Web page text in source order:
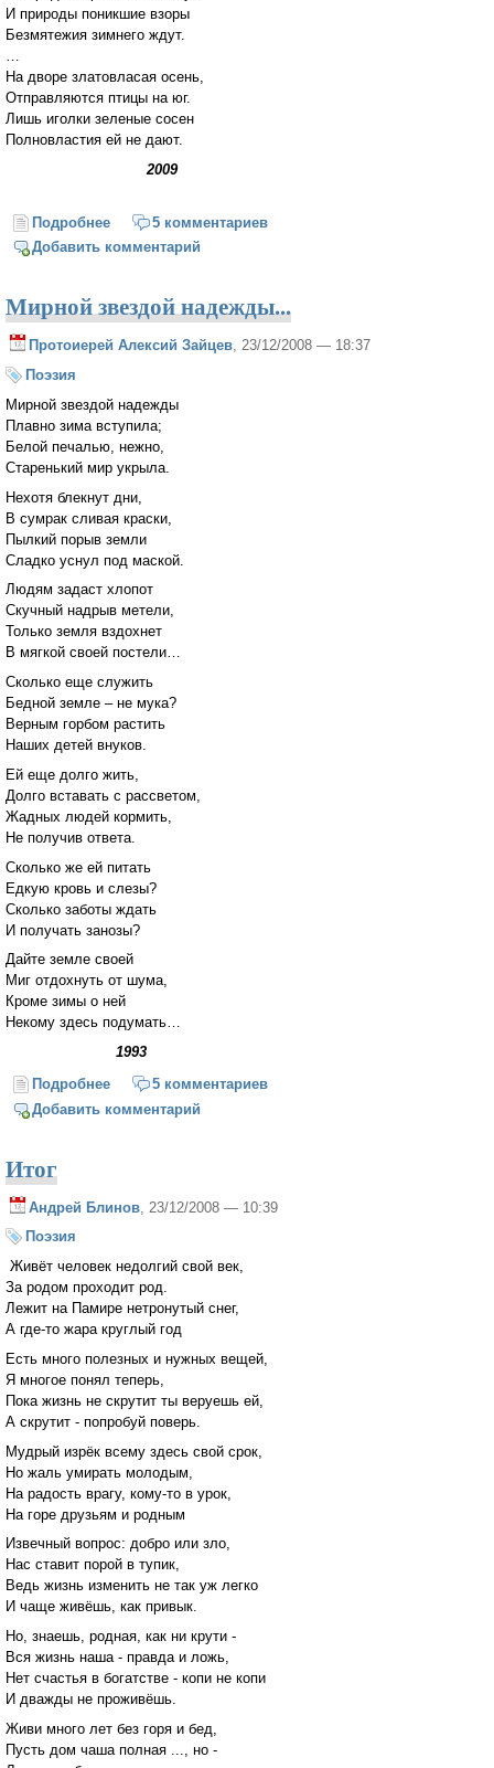
И природы поникшие взоры
Безмятежия зимнего ждут.
…
На дворе златовласая осень,
Отправляются птицы на юг.
Лишь иголки зеленые сосен
Полновластия ей не дают.
2009
Подробнее о Осенняя зарисовка
5 комментариев
Добавить комментарий
Мирной звездой надежды...
Протоиерей Алексий Зайцев, 23/12/2008 — 18:37
Поэзия
Мирной звездой надежды
Плавно зима вступила;
Белой печалью, нежно,
Старенький мир укрыла.
Нехотя блекнут дни,
В сумрак сливая краски,
Пылкий порыв земли
Сладко уснул под маской.
Людям задаст хлопот
Скучный надрыв метели,
Только земля вздохнет
В мягкой своей постели…
Сколько еще служить
Бедной земле – не мука?
Верным горбом растить
Наших детей внуков.
Ей еще долго жить,
Долго вставать с рассветом,
Жадных людей кормить,
Не получив ответа.
Сколько же ей питать
Едкую кровь и слезы?
Сколько заботы ждать
И получать занозы?
Дайте земле своей
Миг отдохнуть от шума,
Кроме зимы о ней
Некому здесь подумать…
1993
Подробнее о Мирной звездой надежды...
5 комментариев
Добавить комментарий
Итог
Андрей Блинов , 23/12/2008 — 10:39
Поэзия
Живёт человек недолгий свой век,
За родом проходит род.
Лежит на Памире нетронутый снег,
А где-то жара круглый год
Есть много полезных и нужных вещей,
Я многое понял теперь,
Пока жизнь не скрутит ты веруешь ей,
А скрутит - попробуй поверь.
Мудрый изрёк всему здесь свой срок,
Но жаль умирать молодым,
На радость врагу, кому-то в урок,
На горе друзьям и родным
Извечный вопрос: добро или зло,
Нас ставит порой в тупик,
Ведь жизнь изменить не так уж легко
И чаще живёшь, как привык.
Но, знаешь, родная, как ни крути -
Вся жизнь наша - правда и ложь,
Нет счастья в богатстве - копи не копи
И дважды не проживёшь.
Живи много лет без горя и бед,
Пусть дом чаша полная ..., но -